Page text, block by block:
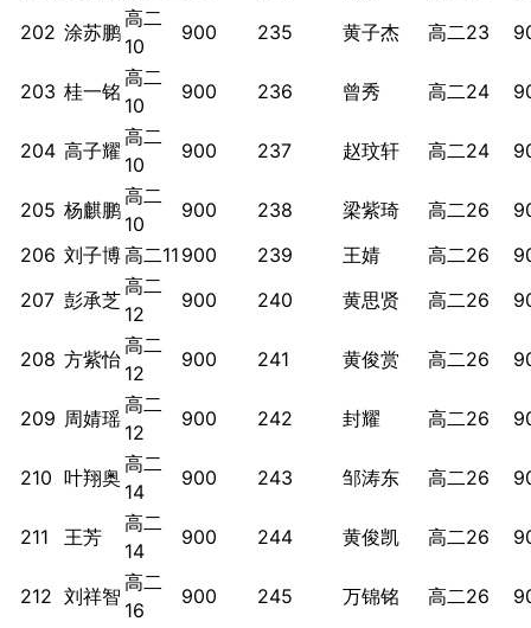
202 涂苏鹏
高二
10
900 235 黄子杰 高二23
203 桂一铭
高二
10
900 236 曾秀 高二24
204 高子耀
高二
10
900 237 赵玟轩 高二24
205 杨麒鹏
高二
10
900 238 梁紫琦 高二26
206 刘子博高二11 900 239 王婧 高二26
207 彭承芝
高二
12
900 240 黄思贤 高二26
208 方紫怡
高二
12
900 241 黄俊赏 高二26
209 周婧瑶
高二
12
900 242 封耀 高二26
210 叶翔奥
高二
14
900 243 邹涛东 高二26
211 王芳
高二
14
900 244 黄俊凯 高二26
212 刘祥智
高二
16
900 245 万锦铭 高二26